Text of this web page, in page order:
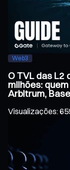
Web3
O TVL das L2
milhões:
Arbitrum,
Visualizações: